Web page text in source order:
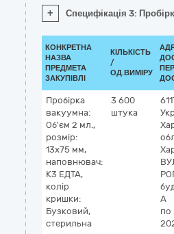
+ Специфікація 3:
КОНКРЕТНА
НАЗВА
ПРЕДМЕТА
ЗАКУПІВЛІ
КІЛЬКІСТЬ
/
ОД.ВИМІРУ
Пробірка
вакуумна:
Об'єм 2 мл.,
розмір:
13х75 мм,
наповнювач:
К3 ЕДТА,
колір
кришки:
Бузковий,
стерильна
3 600
штука
А
по